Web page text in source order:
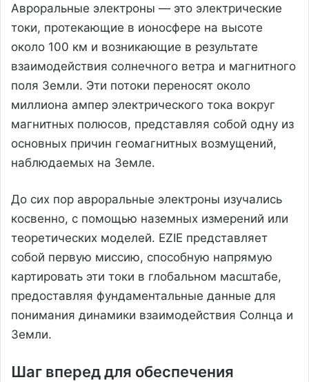
Авроральные электроны — это электрические
токи, протекающие в ионосфере на высоте
около 100 км и возникающие в результате
взаимодействия солнечного ветра и магнитного
поля Земли. Эти потоки переносят около
миллиона ампер электрического тока вокруг
магнитных полюсов, представляя собой одну из
основных причин геомагнитных возмущений,
наблюдаемых на Земле.
До сих пор авроральные электроны изучались
косвенно, с помощью наземных измерений или
теоретических моделей. EZIE представляет
собой первую миссию, способную напрямую
картировать эти токи в глобальном масштабе,
предоставляя фундаментальные данные для
понимания динамики взаимодействия Солнца и
Земли.
Шаг вперед для обеспечения